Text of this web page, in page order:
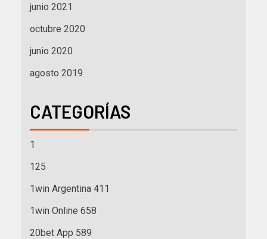
junio 2021
octubre 2020
junio 2020
agosto 2019
CATEGORÍAS
1
125
1win Argentina 411
1win Online 658
20bet App 589